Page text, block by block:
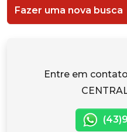
Fazer uma nova busca
Entre em